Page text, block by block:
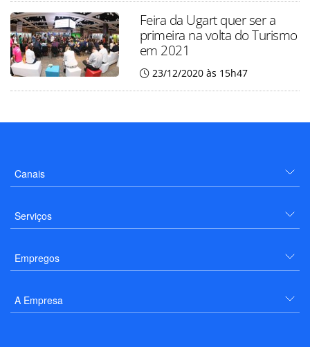
Feira da Ugart quer ser a
primeira na volta do Turismo
em 2021
23/12/2020 às 15h47
Canais
Serviços
Empregos
A Empresa